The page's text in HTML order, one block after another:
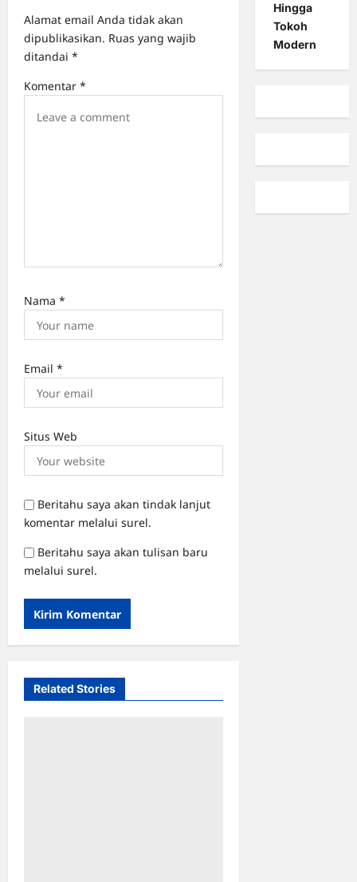
g
a
t
Alamat email Anda tidak akan
dipublikasikan. Ruas yang wajib
ditandai *
Komentar *
Nama *
Email *
Situs Web
Beritahu saya akan tindak lanjut
komentar melalui surel.
Beritahu saya akan tulisan baru
melalui surel.
Related Stories
Hingga
Tokoh
Modern